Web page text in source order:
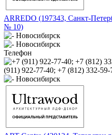
ARREDO (197343, Санкт-
№ 10)
Телефон
(911) 922-77-40; +7 (812) 332-59-